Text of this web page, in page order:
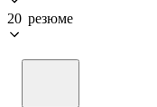
20 резюме